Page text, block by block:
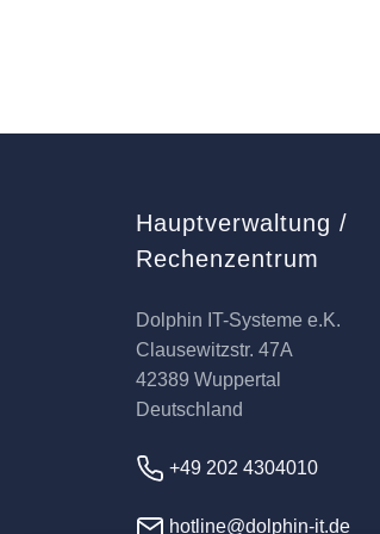
Hauptverwaltung /
Rechenzentrum
Dolphin IT-Systeme e.K.
Clausewitzstr. 47A
42389 Wuppertal
Deutschland
+49 202 4304010
hotline@dolphin-it.de